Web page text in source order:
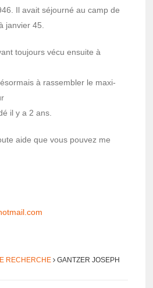
Il avait séjourné au camp de
janvier 45.
toujours vécu ensuite à
à rassem­bler le maxi­
il y a 2 ans.
aide que vous pouvez me
RECHERCHE GANTZER JOSEPH